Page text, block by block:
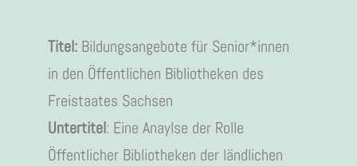
Titel: Bildungsangebote für Senior*innen
in den Öffentlichen Bibliotheken des
Freistaates Sachsen
Untertitel: Eine Anaylse der Rolle
Öffentlicher Bibliotheken der ländlichen